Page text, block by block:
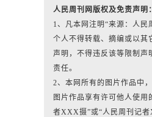
人民周刊网版权及免责声明：
1、凡本网注明“来源：人
个人不得转载、摘编或以其
声明，不得违反该等限制声
责任。
2、本网所有的图片作品中
图片作品享有许可他人使
者XXX摄”或“人民周刊记